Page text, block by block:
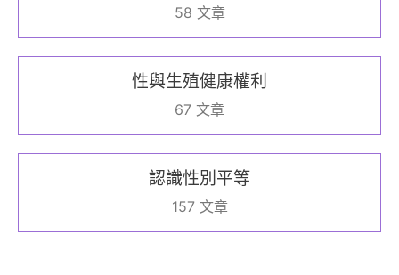
58 文章
性與生殖健康權利
67 文章
認識性別平等
157 文章